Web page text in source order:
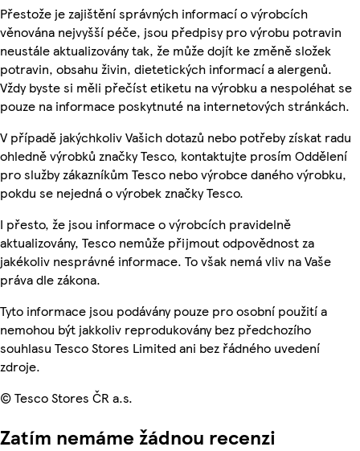
Přestože je zajištění správných informací o výrobcích
věnována nejvyšší péče, jsou předpisy pro výrobu potravin
neustále aktualizovány tak, že může dojít ke změně složek
potravin, obsahu živin, dietetických informací a alergenů.
Vždy byste si měli přečíst etiketu na výrobku a nespoléhat se
pouze na informace poskytnuté na internetových stránkách.
V případě jakýchkoliv Vašich dotazů nebo potřeby získat radu
ohledně výrobků značky Tesco, kontaktujte prosím Oddělení
pro služby zákazníkům Tesco nebo výrobce daného výrobku,
pokdu se nejedná o výrobek značky Tesco.
I přesto, že jsou informace o výrobcích pravidelně
aktualizovány, Tesco nemůže přijmout odpovědnost za
jakékoliv nesprávné informace. To však nemá vliv na Vaše
práva dle zákona.
Tyto informace jsou podávány pouze pro osobní použití a
nemohou být jakkoliv reprodukovány bez předchozího
souhlasu Tesco Stores Limited ani bez řádného uvedení
zdroje.
© Tesco Stores ČR a.s.
Zatím nemáme žádnou recenzi